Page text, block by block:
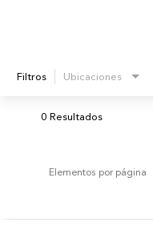
Filtros Ubicaciones
0 Resultados
Elementos por página